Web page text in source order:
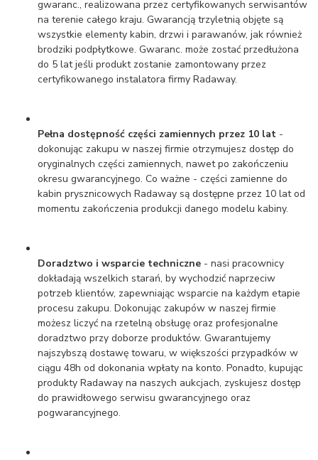
gwaranc., realizowana przez certyfikowanych serwisantów
na terenie całego kraju. Gwarancją trzyletnią objęte są
wszystkie elementy kabin, drzwi i parawanów, jak również
brodziki podpłytkowe. Gwaranc. może zostać przedłużona
do 5 lat jeśli produkt zostanie zamontowany przez
certyfikowanego instalatora firmy Radaway.
Pełna dostępność części zamiennych przez 10 lat -
dokonując zakupu w naszej firmie otrzymujesz dostęp do
oryginalnych części zamiennych, nawet po zakończeniu
okresu gwarancyjnego. Co ważne - części zamienne do
kabin prysznicowych Radaway są dostępne przez 10 lat od
momentu zakończenia produkcji danego modelu kabiny.
Doradztwo i wsparcie techniczne - nasi pracownicy
dokładają wszelkich starań, by wychodzić naprzeciw
potrzeb klientów, zapewniając wsparcie na każdym etapie
procesu zakupu. Dokonując zakupów w naszej firmie
możesz liczyć na rzetelną obsługę oraz profesjonalne
doradztwo przy doborze produktów. Gwarantujemy
najszybszą dostawę towaru, w większości przypadków w
ciągu 48h od dokonania wpłaty na konto. Ponadto, kupując
produkty Radaway na naszych aukcjach, zyskujesz dostęp
do prawidłowego serwisu gwarancyjnego oraz
pogwarancyjnego.